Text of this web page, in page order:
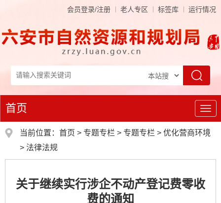
会员登录/注册 老人专区 标签库 运行情况
导
首页
当前位置： 首页 > 专题专栏 > 专题专栏 > 优化营商环境
> 法律法规
关于继续实行涉企不动产登记费零收
费的通知